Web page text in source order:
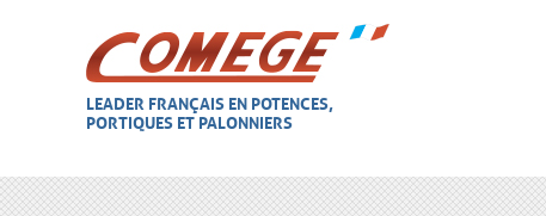
LEADER FRANÇAIS EN POTENCES,
PORTIQUES ET PALONNIERS